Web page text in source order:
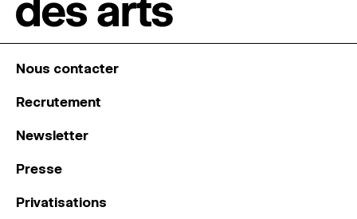
Nous contacter
Recrutement
Newsletter
Presse
Privatisations